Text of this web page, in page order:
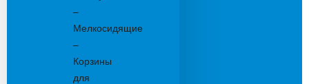
–
Мелкосидящие
–
Корзины
для